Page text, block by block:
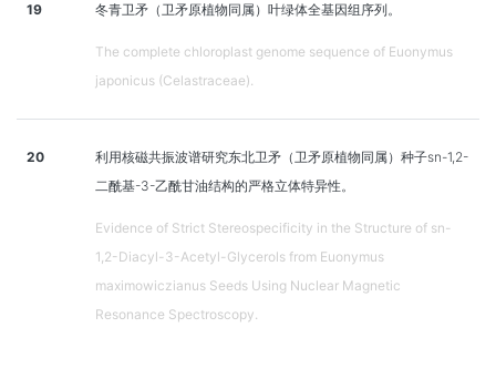
19 冬青卫矛（卫矛原植物同属）叶绿体全基因组序列。
The complete chloroplast genome sequence of Euonymus
japonicus (Celastraceae).
20
利用核磁共振波谱研究东北卫矛（卫矛原植物同属）种子sn-1,2-
二酰基-3-乙酰甘油结构的严格立体特异性。
Evidence of Strict Stereospecificity in the Structure of sn-
1,2-Diacyl-3-Acetyl-Glycerols from Euonymus
maximowiczianus Seeds Using Nuclear Magnetic
Resonance Spectroscopy.